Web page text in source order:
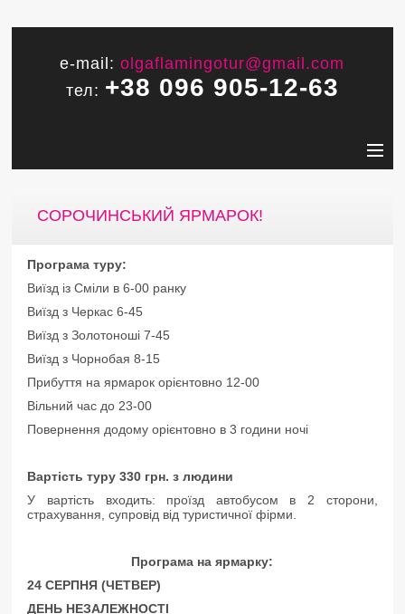
e-mail:olgaflamingotur@gmail.com
тел: +38 096 905-12-63
СОРОЧИНСЬКИЙ ЯРМАРОК!
Програма туру:
Виїзд із Сміли в 6-00 ранку
Виїзд з Черкас 6-45
Виїзд з Золотоноші 7-45
Виїзд з Чорнобая 8-15
Прибуття на ярмарок орієнтовно 12-00
Вільний час до 23-00
Повернення додому орієнтовно в 3 години ночі
Вартість туру 330 грн. з людини
У вартість входить: проїзд автобусом в 2 сторони,
страхування, супровід від туристичної фірми.
Програма на ярмарку:
24 СЕРПНЯ (ЧЕТВЕР)
ДЕНЬ НЕЗАЛЕЖНОСТІ